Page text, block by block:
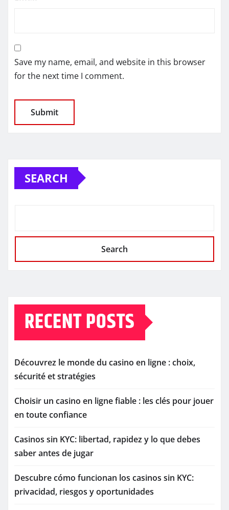
Save my name, email, and website in this browser
for the next time I comment.
SEARCH
Search
RECENT POSTS
Découvrez le monde du casino en ligne : choix,
sécurité et stratégies
Choisir un casino en ligne fiable : les clés pour jouer
en toute confiance
Casinos sin KYC: libertad, rapidez y lo que debes
saber antes de jugar
Descubre cómo funcionan los casinos sin KYC:
privacidad, riesgos y oportunidades